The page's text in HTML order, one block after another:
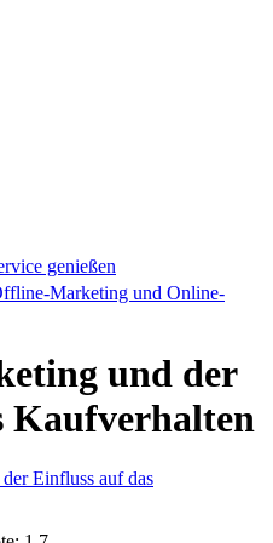
genießen
Marketing und Online-
und der
Kaufverhalten